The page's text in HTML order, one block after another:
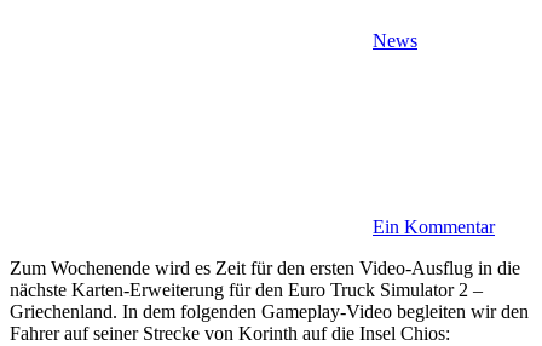
News
Ein Kommentar
Zum Wochenende wird es Zeit für den ersten Video-Ausflug in die
nächste Karten-Erweiterung für den Euro Truck Simulator 2 –
Griechenland. In dem folgenden Gameplay-Video begleiten wir den
Fahrer auf seiner Strecke von Korinth auf die Insel Chios: